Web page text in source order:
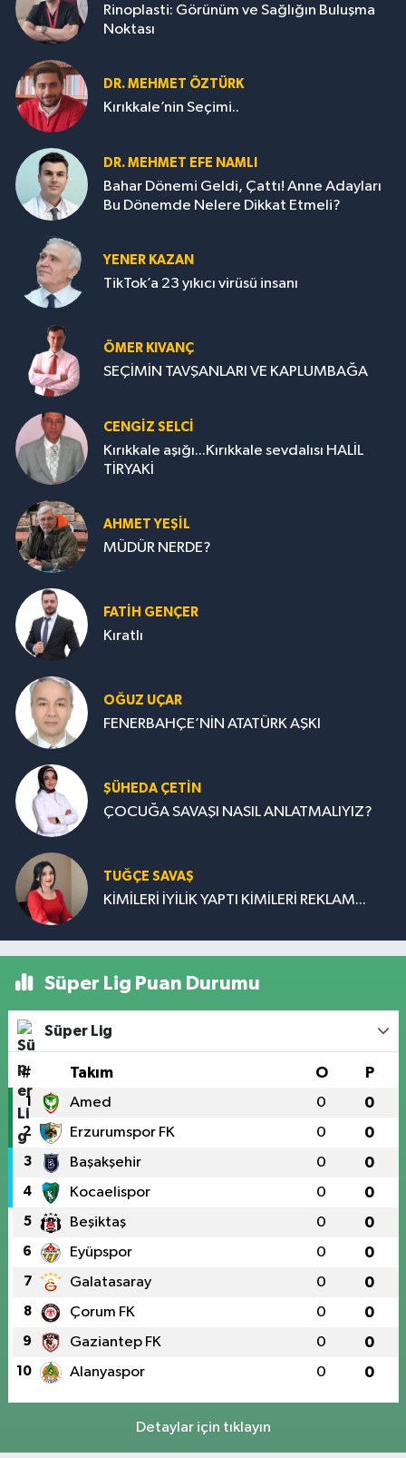
Rinoplasti: Görünüm ve Sağlığın Buluşma
Noktası
DR. MEHMET ÖZTÜRK
Kırıkkale’nin Seçimi..
DR. MEHMET EFE NAMLI
Bahar Dönemi Geldi, Çattı! Anne Adayları
Bu Dönemde Nelere Dikkat Etmeli?
YENER KAZAN
TikTok’a 23 yıkıcı virüsü insanı
ÖMER KIVANÇ
SEÇİMİN TAVŞANLARI VE KAPLUMBAĞA
CENGİZ SELCİ
Kırıkkale aşığı...Kırıkkale sevdalısı HALİL
TİRYAKİ
AHMET YEŞİL
MÜDÜR NERDE?
FATIH GENÇER
Kıratlı
OĞUZ UÇAR
FENERBAHÇE’NİN ATATÜRK AŞKI
ŞÜHEDA ÇETİN
ÇOCUĞA SAVAŞI NASIL ANLATMALIYIZ?
TUĞÇE SAVAŞ
KİMİLERİ İYİLİK YAPTI KİMİLERİ REKLAM...
Süper Lig Puan Durumu
Süper Lig
# Takım O P
1 Amed 0 0
2 Erzurumspor FK 0 0
3 Başakşehir 0 0
4 Kocaelispor 0 0
5 Beşiktaş 0 0
6 Eyüpspor 0 0
7 Galatasaray 0 0
8 Çorum FK 0 0
9 Gaziantep FK 0 0
10 Alanyaspor 0 0
Detaylar için tıklayın